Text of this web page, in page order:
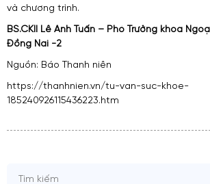
và chương trình.
BS.CKII Lê Anh Tuấn – Phó Trưởng khoa
Đồng Nai -2
Nguồn: Báo Thanh niên
https://thanhnien.vn/tu-van-suc-khoe-
185240926115436223.htm